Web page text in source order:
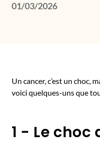
01/03/2026
Un cancer, c’est un choc,
voici quelques-uns que
1 - Le choc